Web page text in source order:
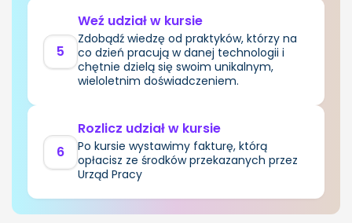
5
Weź udział w kursie
Zdobądź wiedzę od praktyków, którzy na
co dzień pracują w danej technologii i
chętnie dzielą się swoim unikalnym,
wieloletnim doświadczeniem.
6
Rozlicz udział w kursie
Po kursie wystawimy fakturę, którą
opłacisz ze środków przekazanych przez
Urząd Pracy